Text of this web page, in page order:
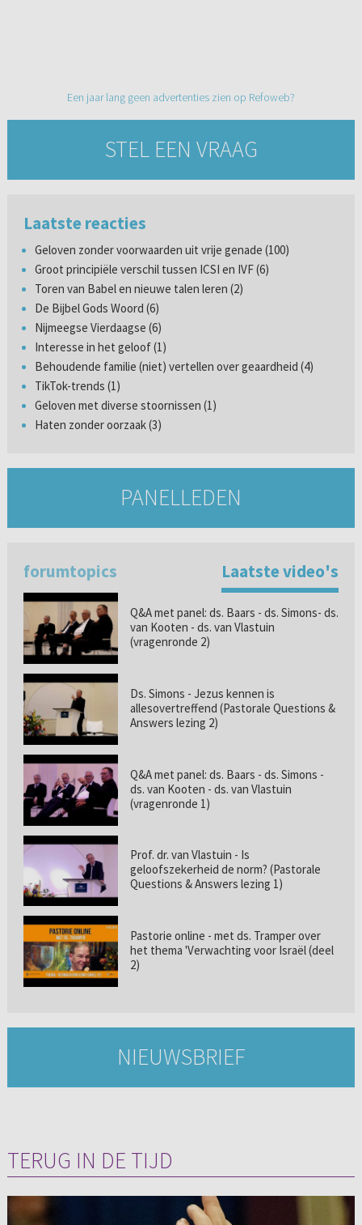
Een jaar lang geen advertenties zien op Refoweb?
STEL EEN VRAAG
Laatste reacties
Geloven zonder voorwaarden uit vrije genade (100)
Groot principiële verschil tussen ICSI en IVF (6)
Toren van Babel en nieuwe talen leren (2)
De Bijbel Gods Woord (6)
Nijmeegse Vierdaagse (6)
Interesse in het geloof (1)
Behoudende familie (niet) vertellen over geaardheid (4)
TikTok-trends (1)
Geloven met diverse stoornissen (1)
Haten zonder oorzaak (3)
PANELLEDEN
forumtopics Laatste video's
Q&A met panel: ds. Baars - ds. Simons- ds.
van Kooten - ds. van Vlastuin
(vragenronde 2)
Ds. Simons - Jezus kennen is
allesovertreffend (Pastorale Questions &
Answers lezing 2)
Q&A met panel: ds. Baars - ds. Simons -
ds. van Kooten - ds. van Vlastuin
(vragenronde 1)
Prof. dr. van Vlastuin - Is
geloofszekerheid de norm? (Pastorale
Questions & Answers lezing 1)
Pastorie online - met ds. Tramper over
het thema 'Verwachting voor Israël (deel
2)
NIEUWSBRIEF
TERUG IN DE TIJD